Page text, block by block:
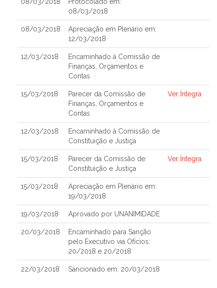
08/03/2018
08/03/2018
Apreciação em Plenário em:
12/03/2018
12/03/2018
Encaminhado à Comissão de
Finanças, Orçamentos e
Contas
15/03/2018
Parecer da Comissão de
Finanças, Orçamentos e
Contas
Ver Íntegra
12/03/2018
Encaminhado à Comissão de
Constituição e Justiça
15/03/2018
Parecer da Comissão de
Constituição e Justiça
Ver Íntegra
15/03/2018
Apreciação em Plenário em:
19/03/2018
19/03/2018 Aprovado por UNANIMIDADE
20/03/2018
Encaminhado para Sanção
pelo Executivo via Ofícios:
20/2018 e 20/2018
22/03/2018 Sancionado em: 20/03/2018